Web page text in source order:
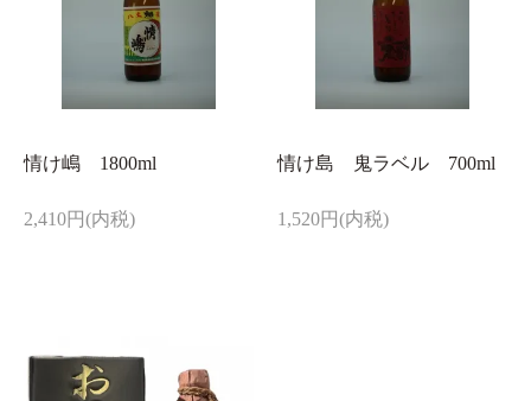
情け嶋 1800ml
2,410円(内税)
情け島 鬼ラベル 700ml
1,520円(内税)